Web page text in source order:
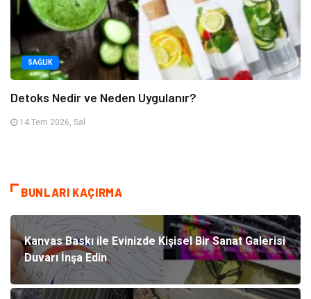
SAĞLIK
Detoks Nedir ve Neden Uygulanır?
14 Tem 2026, Sal
BUNLARI KAÇIRMA
Kanvas Baskı ile Evinizde Kişisel Bir Sanat Galerisi
Duvarı İnşa Edin